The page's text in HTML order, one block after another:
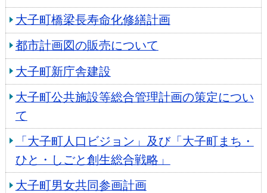
大子町橋梁長寿命化修繕計画
都市計画図の販売について
大子町新庁舎建設
大子町公共施設等総合管理計画の策定につい
て
「大子町人口ビジョン」及び「大子町まち・
ひと・しごと創生総合戦略」
大子町男女共同参画計画